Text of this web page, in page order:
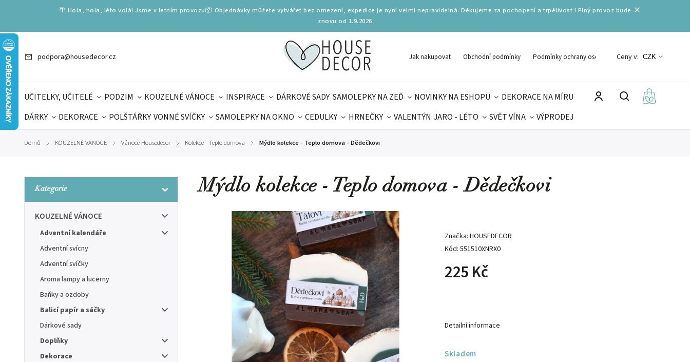
🌴 Hola, hola, léto volá! Jsme v letním provozu📦 Objednávky můžete vytvářet bez omezení, expedice je nyní velmi nepravidelná. Děkujeme za pochopení a trpělivost ! Plný provoz bude
znovu od 1.9.2026
podpora@housedecor.cz Jak nakupovat Obchodní podmínky Podmínky ochrany osobních údajů
Ceny v: CZK
UČITELKY, UČITELÉ PODZIM KOUZELNÉ VÁNOCE INSPIRACE DÁRKOVÉ SADY SAMOLEPKY NA ZEĎ NOVINKY NA ESHOPU
DEKORACE NA MÍRU
DÁRKY
DEKORACE POLŠTÁŘKY VONNÉ SVÍČKY SAMOLEPKY NA OKNO CEDULKY HRNEČKY VALENTÝN JARO - LÉTO SVĚT VÍNA
VÝPRODEJ
SLOVENSKÉ SPECIÁLY
PRO DĚTI
Domů / KOUZELNÉ VÁNOCE / Vánoce Housedecor / Kolekce - Teplo domova / Mýdlo kolekce - Teplo domova - Dědečkovi
Kategorie
KOUZELNÉ VÁNOCE
Adventní kalendáře
Adventní svícny
Adventní svíčky
Aroma lampy a lucerny
Baňky a ozdoby
Balicí papír a sáčky
Dárkové sady
Doplňky
Dekorace
Mýdlo kolekce - Teplo domova - Dědečkovi
Kód: 551510XNRX0
Značka:HOUSEDECOR
225 Kč
Skladem
Detailní informace